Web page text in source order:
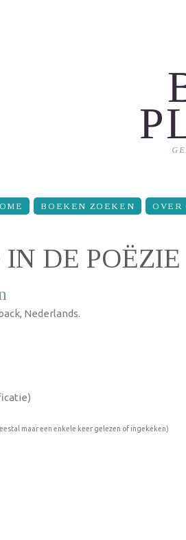
BOEKEN ZOEKEN OVER
DE POËZIE
Nederlands.
maar een enkele keer gelezen of ingekeken)